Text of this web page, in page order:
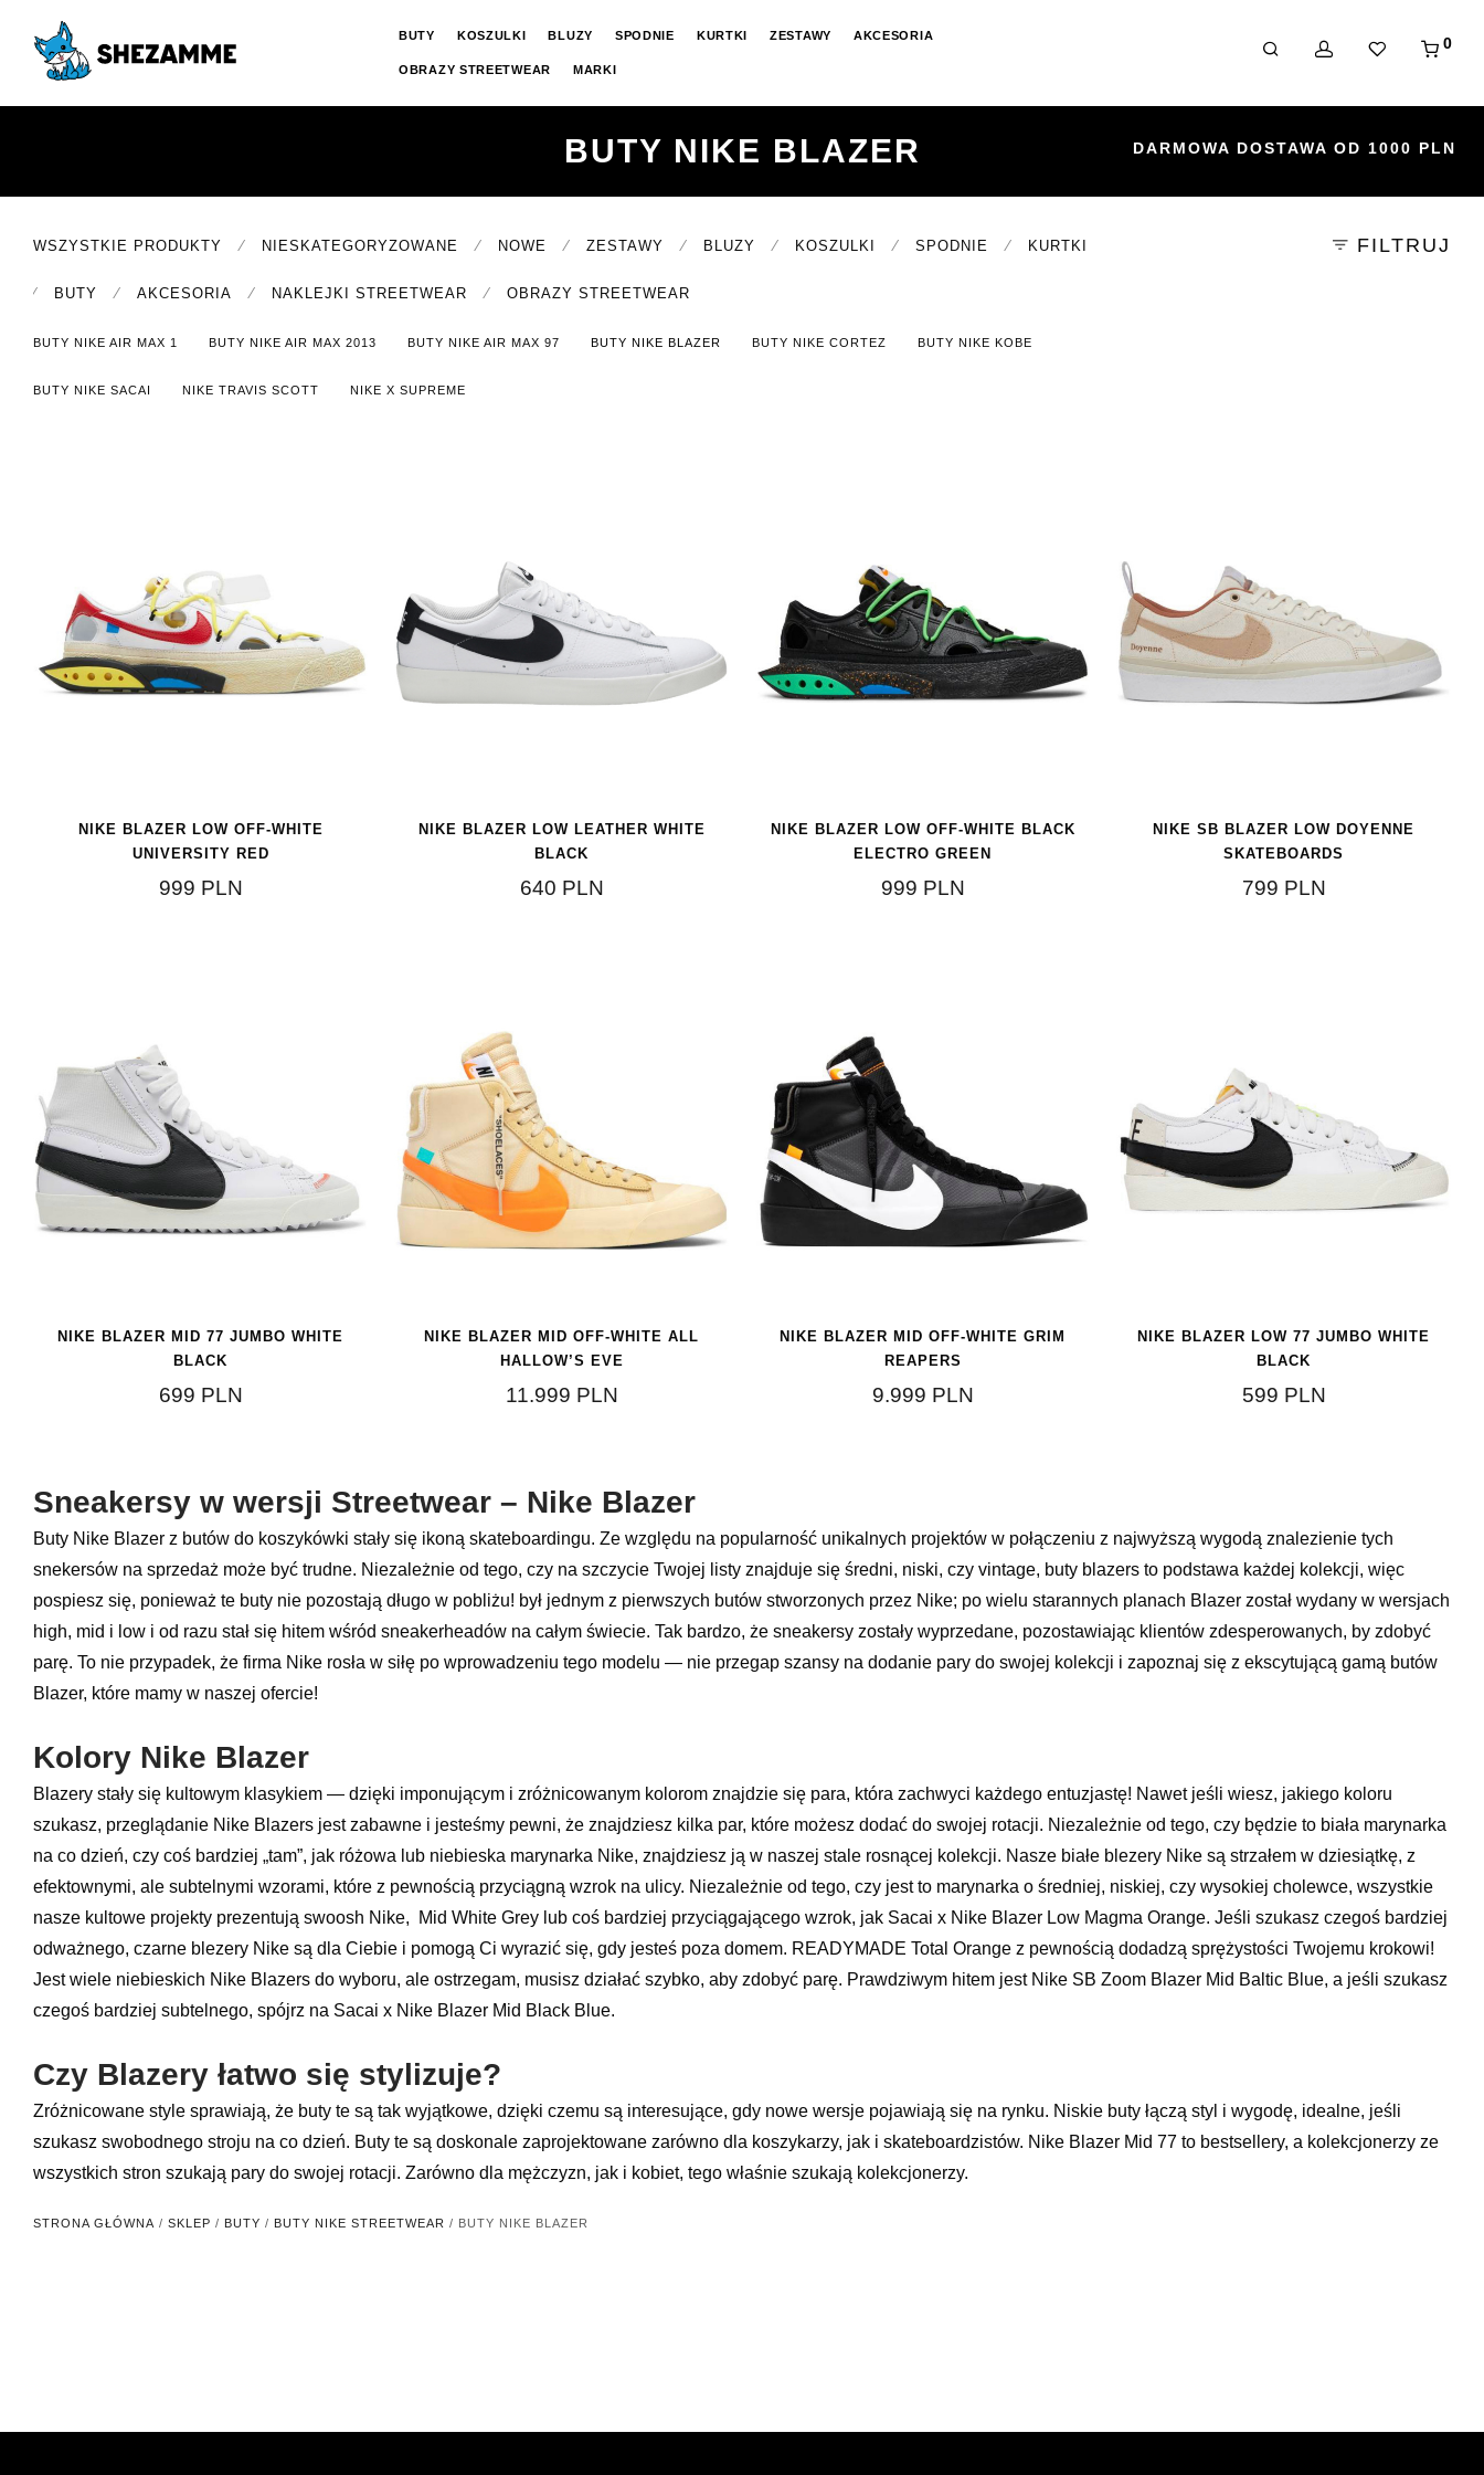
BUTY KOSZULKI BLUZY SPODNIE KURTKI ZESTAWY AKCESORIA
OBRAZY STREETWEAR MARKI
0
BUTY NIKE BLAZER
FILTRUJ
WSZYSTKIE PRODUKTY ⁄ NIESKATEGORYZOWANE ⁄ NOWE ⁄ ZESTAWY ⁄ BLUZY ⁄ KOSZULKI ⁄ SPODNIE ⁄ KURTKI
⁄ BUTY ⁄ AKCESORIA ⁄ NAKLEJKI STREETWEAR ⁄ OBRAZY STREETWEAR
BUTY NIKE AIR MAX 1 BUTY NIKE AIR MAX 2013 BUTY NIKE AIR MAX 97 BUTY NIKE BLAZER BUTY NIKE CORTEZ BUTY NIKE KOBE
BUTY NIKE SACAI NIKE TRAVIS SCOTT NIKE X SUPREME
NIKE BLAZER LOW OFF-WHITE
UNIVERSITY RED
999 PLN
NIKE BLAZER LOW LEATHER WHITE
BLACK
640 PLN
NIKE BLAZER LOW OFF-WHITE BLACK
ELECTRO GREEN
999 PLN
NIKE SB BLAZER LOW DOYENNE
SKATEBOARDS
799 PLN
NIKE BLAZER MID 77 JUMBO WHITE
BLACK
699 PLN
NIKE BLAZER MID OFF-WHITE ALL
HALLOW’S EVE
11.999 PLN
NIKE BLAZER MID OFF-WHITE GRIM
REAPERS
9.999 PLN
NIKE BLAZER LOW 77 JUMBO WHITE
BLACK
599 PLN
Sneakersy w wersji Streetwear – Nike Blazer
Buty Nike Blazer z butów do koszykówki stały się ikoną skateboardingu. Ze względu na popularność unikalnych projektów w połączeniu z najwyższą wygodą znalezienie tych
snekersów na sprzedaż może być trudne. Niezależnie od tego, czy na szczycie Twojej listy znajduje się średni, niski, czy vintage, buty blazers to podstawa każdej kolekcji, więc
pospiesz się, ponieważ te buty nie pozostają długo w pobliżu! był jednym z pierwszych butów stworzonych przez Nike; po wielu starannych planach Blazer został wydany w wersjach
high, mid i low i od razu stał się hitem wśród sneakerheadów na całym świecie. Tak bardzo, że sneakersy zostały wyprzedane, pozostawiając klientów zdesperowanych, by zdobyć
parę. To nie przypadek, że firma Nike rosła w siłę po wprowadzeniu tego modelu — nie przegap szansy na dodanie pary do swojej kolekcji i zapoznaj się z ekscytującą gamą butów
Blazer, które mamy w naszej ofercie!
Kolory Nike Blazer
Blazery stały się kultowym klasykiem — dzięki imponującym i zróżnicowanym kolorom znajdzie się para, która zachwyci każdego entuzjastę! Nawet jeśli wiesz, jakiego koloru
szukasz, przeglądanie Nike Blazers jest zabawne i jesteśmy pewni, że znajdziesz kilka par, które możesz dodać do swojej rotacji. Niezależnie od tego, czy będzie to biała marynarka
na co dzień, czy coś bardziej „tam”, jak różowa lub niebieska marynarka Nike, znajdziesz ją w naszej stale rosnącej kolekcji. Nasze białe blezery Nike są strzałem w dziesiątkę, z
efektownymi, ale subtelnymi wzorami, które z pewnością przyciągną wzrok na ulicy. Niezależnie od tego, czy jest to marynarka o średniej, niskiej, czy wysokiej cholewce, wszystkie
nasze kultowe projekty prezentują swoosh Nike, Mid White Grey lub coś bardziej przyciągającego wzrok, jak Sacai x Nike Blazer Low Magma Orange. Jeśli szukasz czegoś bardziej
odważnego, czarne blezery Nike są dla Ciebie i pomogą Ci wyrazić się, gdy jesteś poza domem. READYMADE Total Orange z pewnością dodadzą sprężystości Twojemu krokowi!
Jest wiele niebieskich Nike Blazers do wyboru, ale ostrzegam, musisz działać szybko, aby zdobyć parę. Prawdziwym hitem jest Nike SB Zoom Blazer Mid Baltic Blue, a jeśli szukasz
czegoś bardziej subtelnego, spójrz na Sacai x Nike Blazer Mid Black Blue.
Czy Blazery łatwo się stylizuje?
Zróżnicowane style sprawiają, że buty te są tak wyjątkowe, dzięki czemu są interesujące, gdy nowe wersje pojawiają się na rynku. Niskie buty łączą styl i wygodę, idealne, jeśli
szukasz swobodnego stroju na co dzień. Buty te są doskonale zaprojektowane zarówno dla koszykarzy, jak i skateboardzistów. Nike Blazer Mid 77 to bestsellery, a kolekcjonerzy ze
wszystkich stron szukają pary do swojej rotacji. Zarówno dla mężczyzn, jak i kobiet, tego właśnie szukają kolekcjonerzy.
STRONA GŁÓWNA / SKLEP / BUTY / BUTY NIKE STREETWEAR / BUTY NIKE BLAZER